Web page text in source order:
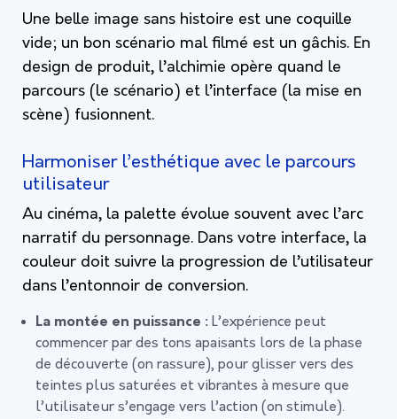
Une belle image sans histoire est une coquille
vide; un bon scénario mal filmé est un gâchis. En
design de produit, l’alchimie opère quand le
parcours (le scénario) et l’interface (la mise en
scène) fusionnent.
Harmoniser l’esthétique avec le parcours
utilisateur
Au cinéma, la palette évolue souvent avec l’arc
narratif du personnage. Dans votre interface, la
couleur doit suivre la progression de l’utilisateur
dans l’entonnoir de conversion.
La montée en puissance : L’expérience peut
commencer par des tons apaisants lors de la phase
de découverte (on rassure), pour glisser vers des
teintes plus saturées et vibrantes à mesure que
l’utilisateur s’engage vers l’action (on stimule).